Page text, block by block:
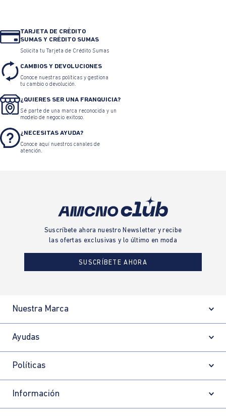
TARJETA DE CRÉDITO
SUMAS Y CRÉDITO SUMAS
Solicita tu Tarjeta de Crédito Sumas
CAMBIOS Y DEVOLUCIONES
Conoce nuestras políticas y gestiona
tu cambio o devolución.
¿QUIERES SER UNA FRANQUICIA?
Sé parte de una marca reconocida y un
modelo de negocio exitoso.
¿NECESITAS AYUDA?
Conoce aquí nuestros canales de
atención.
Suscríbete ahora nuestro Newsletter y recibe
las ofertas exclusivas y lo último en moda
SUSCRÍBETE AHORA
Nuestra Marca
Ayudas
Políticas
Información